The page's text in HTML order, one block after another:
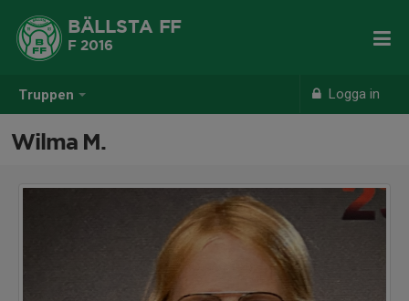
Truppen Logga in
BÄLLSTA FF
F 2016
Wilma M.